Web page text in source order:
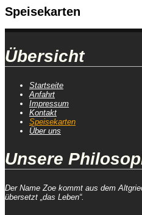
Speisekarten
Übersicht
Startseite
Anfahrt
Impressum
Kontakt
Speisekarten
Über uns
Unsere
Der Name Zoe kommt aus dem
übersetzt „das Leben“.